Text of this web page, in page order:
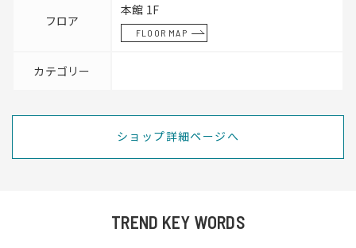
フロア
本館 1F
FLOOR MAP
カテゴリー
ショップ詳細ページへ
TREND KEY WORDS